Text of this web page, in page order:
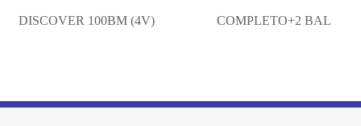
DISCOVER 100BM (4V) COMPLETO+2 BAL